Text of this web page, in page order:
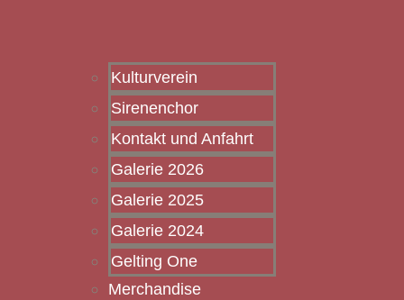
Kulturverein
Sirenenchor
Kontakt und Anfahrt
Galerie 2026
Galerie 2025
Galerie 2024
Gelting One
Merchandise